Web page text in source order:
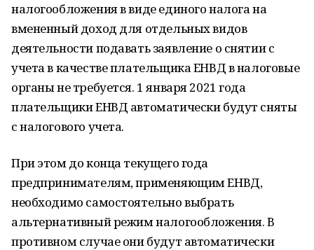
налогообложения в виде единого налога на
вмененный доход для отдельных видов
деятельности подавать заявление о снятии с
учета в качестве плательщика ЕНВД в налоговые
органы не требуется. 1 января 2021 года
плательщики ЕНВД автоматически будут сняты
с налогового учета.
При этом до конца текущего года
предпринимателям, применяющим ЕНВД,
необходимо самостоятельно выбрать
альтернативный режим налогообложения. В
противном случае они будут автоматически